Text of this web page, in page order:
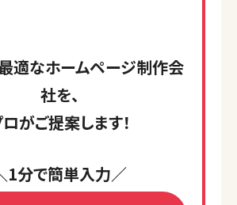
適なホームページ制作会
社を、
がご提案します！
1分で簡単入力／